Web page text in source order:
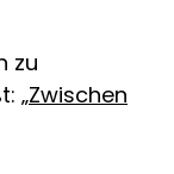
zu
„Zwischen